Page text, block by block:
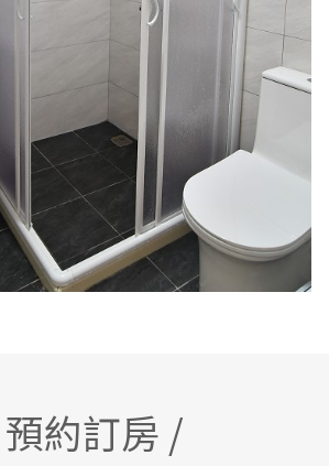
約訂房 /